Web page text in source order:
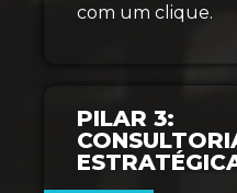
com um clique.
PILAR 3: